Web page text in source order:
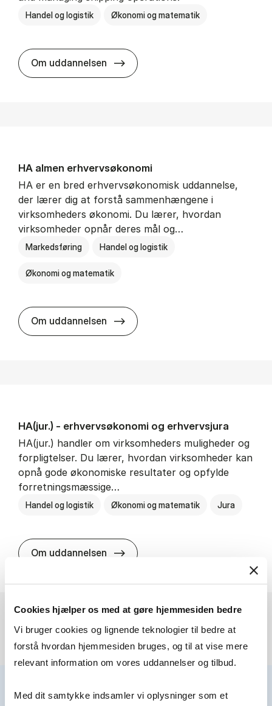
Cookies hjælper os med at gøre hjemmesiden bedre
Vi bruger cookies og lignende teknologier til bedre at
forstå hvordan hjemmesiden bruges, og til at vise mere
relevant information om vores uddannelser og tilbud.
Med dit samtykke indsamler vi oplysninger som et
Handel og logistik Økonomi og matematik
Om uddannelsen BSc in In­ter­na­tion­al Ship­ping
HA al­men erhvervs­økonomi
HA er en bred erhvervsøkonomisk uddannelse,
der lærer dig at forstå sammenhængene i
virksomheders økonomi. Du lærer, hvordan
virksomheder opnår deres mål og…
Markedsføring Handel og logistik
Økonomi og matematik
Om uddannelsen HA al­men erhvervs­økonomi
HA(jur.) - erhvervs­økonomi og erhvervs­jura
HA(jur.) handler om virksomheders muligheder og
forpligtelser. Du lærer, hvordan virksomheder kan
opnå gode økonomiske resultater og opfylde
forretningsmæssige…
Handel og logistik Økonomi og matematik Jura
Om uddannelsen HA(jur.) - erhvervs­økonomi og